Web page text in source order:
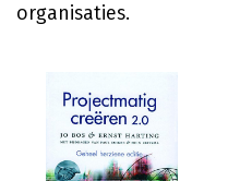
organisaties.